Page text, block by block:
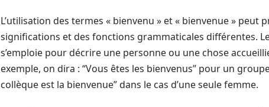
L’utilisation des termes « bienvenu » et « bienvenue » peut
significations et des fonctions grammaticales différentes.
s’emploie pour décrire une personne ou une chose
exemple, on dira : “Vous êtes les bienvenus” pour un
collèque est la bienvenue” dans le cas d’une seule femme.